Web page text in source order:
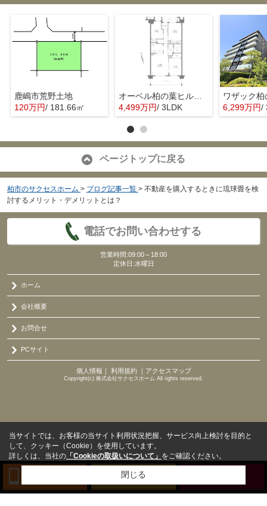
鹿嶋市荒野土地
120万円/ 181.66㎡
オーベル柏の葉ヒルズ壱番館
4,499万円/ 3LDK 6,299万円/
ページトップに戻る
柏市のサクセスホーム > ブログ記事一覧 > 不動産を購入するときに琉球畳を検
討するメリット・デメリットとは？
電話でお問い合わせする
営業時間:09:00～18:00
定休日:水曜日
ホーム
会社概要
お問合せ
PCサイト
個人情報 ｜ 利用規約｜ アクセスマップ
Copyright(c) 株式会社サクセスホーム All rights reserved.
来店予約
当サイトでは、お客様の当サイト利用状況把握、サービス向上検討を目的と
して、クッキー（Cookie）を使用しています。
詳しくは、当社の 「Cookieの取扱いについて」 をご確認ください。
閉じる